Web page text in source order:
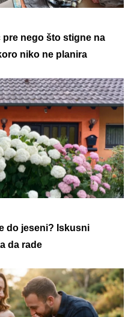
nego što stigne na
niko ne planira
do jeseni? Iskusni
da rade